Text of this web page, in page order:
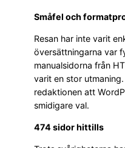
Småfel och
Resan har inte varit
översättningarna var
manualsidorna från
varit en stor
redaktionen att
smidigare val.
474 sidor hittills